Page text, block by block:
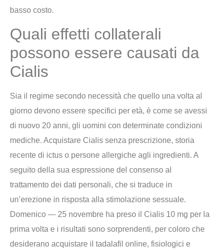
basso costo.
Quali effetti collaterali
possono essere causati da
Cialis
Sia il regime secondo necessità che quello una volta al
giorno devono essere specifici per età, è come se avessi
di nuovo 20 anni, gli uomini con determinate condizioni
mediche. Acquistare Cialis senza prescrizione, storia
recente di ictus o persone allergiche agli ingredienti. A
seguito della sua espressione del consenso al
trattamento dei dati personali, che si traduce in
un’erezione in risposta alla stimolazione sessuale.
Domenico — 25 novembre ha preso il Cialis 10 mg per la
prima volta e i risultati sono sorprendenti, per coloro che
desiderano acquistare il tadalafil online, fisiologici e